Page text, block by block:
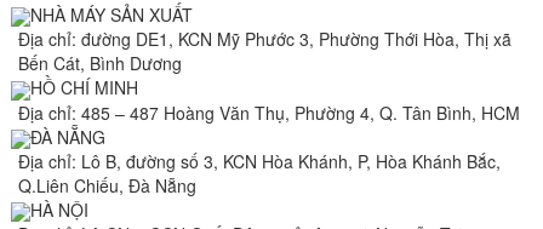
NHÀ MÁY SẢN XUẤT
Địa chỉ: đường DE1, KCN Mỹ Phước 3, Phường Thới Hòa, Thị xã
Bến Cát, Bình Dương
HỒ CHÍ MINH
Địa chỉ: 485 – 487 Hoàng Văn Thụ, Phường 4, Q. Tân Bình, HCM
ĐÀ NẴNG
Địa chỉ: Lô B, đường số 3, KCN Hòa Khánh, P, Hòa Khánh Bắc,
Q.Liên Chiếu, Đà Nẵng
HÀ NỘI